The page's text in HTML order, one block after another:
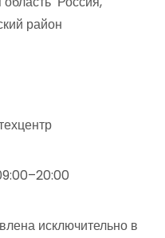
район
исключительно в